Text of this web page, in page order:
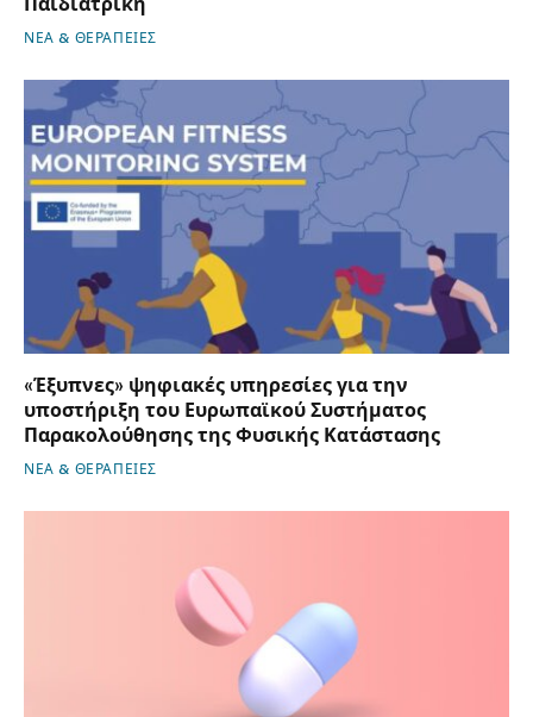
ΝΕΑ & ΘΕΡΑΠΕΙΕΣ
«Έξυπνες» ψηφιακές υπηρεσίες για την
υποστήριξη του Ευρωπαϊκού Συστήματος
Παρακολούθησης της Φυσικής Κατάστασης
ΝΕΑ & ΘΕΡΑΠΕΙΕΣ